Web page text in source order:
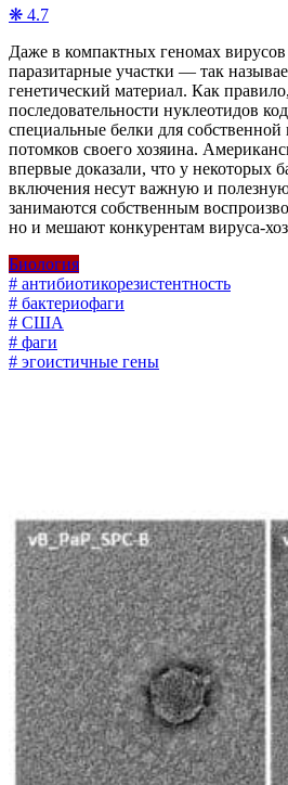
❋ 4.7
Даже в компактных геномах вирусов
паразитарные участки — так
генетический материал. Как
последовательности нуклеотидов
специальные белки для
потомков своего хозяина.
впервые доказали, что у некоторых
включения несут важную и
занимаются собственным
но и мешают конкурентам вируса-
Биология
# антибиотикорезистентность
# бактериофаги
# США
# фаги
# эгоистичные гены